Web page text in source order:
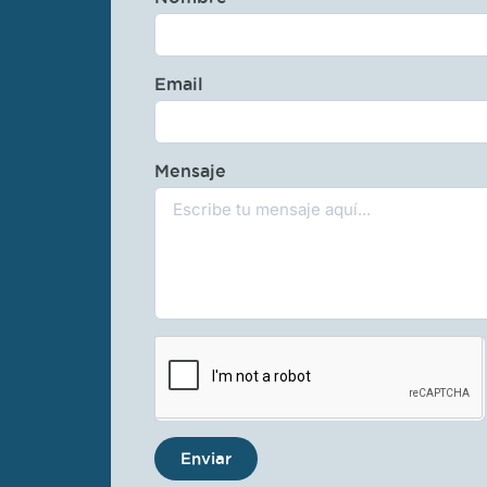
Email
Mensaje
Enviar